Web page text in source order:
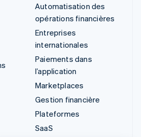
Automatisation des
opérations financières
Entreprises
internationales
Paiements dans
l’application
Marketplaces
Gestion financière
Plateformes
SaaS